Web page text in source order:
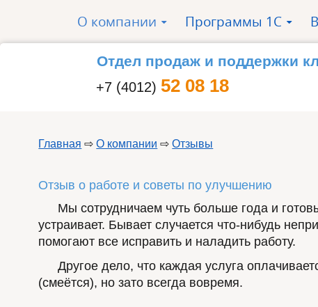
О компании Программы 1С
Отдел продаж и поддержки
+7 (4012) 52 08 18
Вы здесь
Главная ⇨О компании ⇨Отзывы
Отзыв о работе и советы по улучшению
Мы сотрудничаем чуть больше года и
устраивает. Бывает случается что-нибудь
помогают все исправить и наладить работу.
Другое дело, что каждая услуга
(смеётся), но зато всегда вовремя.